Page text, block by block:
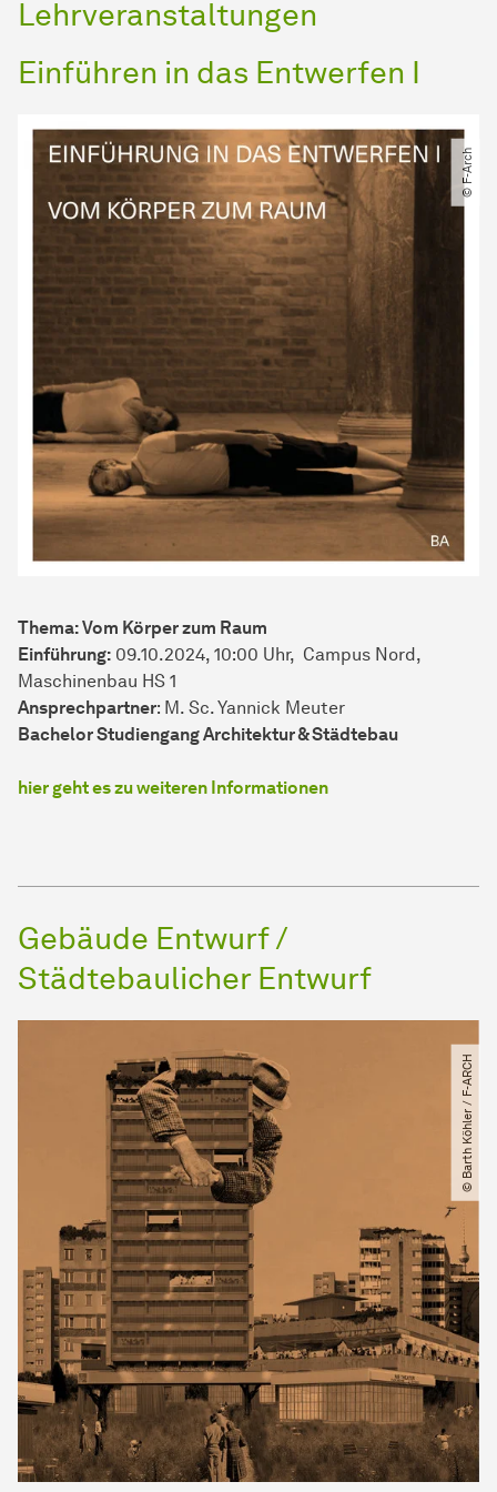
Lehrveranstaltungen
Einführen in das Entwerfen I
© F-Arch
Thema: Vom Körper zum Raum
Einführung: 09.10.2024, 10:00 Uhr, Campus Nord,
Maschinenbau HS 1
Ansprechpartner: M. Sc. Yannick Meuter
Bachelor Studiengang Architektur & Städtebau
hier geht es zu weiteren Informationen
Gebäude Entwurf /
Städtebaulicher Entwurf
© Barth Köhler ​/​ F-ARCH